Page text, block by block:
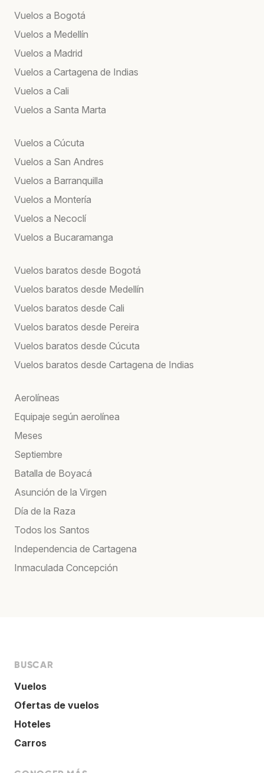
Vuelos a Bogotá
Vuelos a Medellín
Vuelos a Madrid
Vuelos a Cartagena de Indias
Vuelos a Cali
Vuelos a Santa Marta
Vuelos a Cúcuta
Vuelos a San Andres
Vuelos a Barranquilla
Vuelos a Montería
Vuelos a Necoclí
Vuelos a Bucaramanga
Vuelos baratos desde Bogotá
Vuelos baratos desde Medellín
Vuelos baratos desde Cali
Vuelos baratos desde Pereira
Vuelos baratos desde Cúcuta
Vuelos baratos desde Cartagena de Indias
Aerolíneas
Equipaje según aerolínea
Meses
Septiembre
Batalla de Boyacá
Asunción de la Virgen
Día de la Raza
Todos los Santos
Independencia de Cartagena
Inmaculada Concepción
BUSCAR
Vuelos
Ofertas de vuelos
Hoteles
Carros